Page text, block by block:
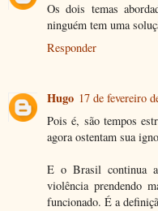
Os dois temas
ninguém tem uma
Responder
Hugo 17 de fevereiro
Pois é, são tempos
agora ostentam sua
E o Brasil continua
violência prendendo
funcionado. É a